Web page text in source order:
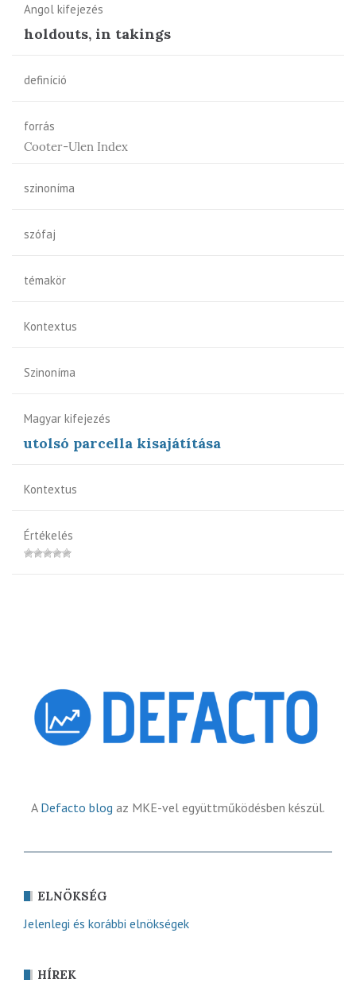
Angol kifejezés
holdouts, in takings
definíció
forrás
Cooter-Ulen Index
szinoníma
szófaj
témakör
Kontextus
Szinoníma
Magyar kifejezés
utolsó parcella kisajátítása
Kontextus
Értékelés
A Defacto blog az MKE-vel együttműködésben készül.
ELNÖKSÉG
Jelenlegi és korábbi elnökségek
HÍREK